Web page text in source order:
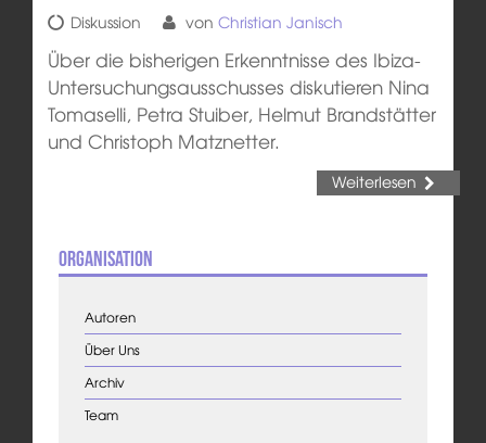
Diskussion von Christian Janisch
Über die bisherigen Erkenntnisse des Ibiza-
Untersuchungsausschusses diskutieren Nina
Tomaselli, Petra Stuiber, Helmut Brandstätter
und Christoph Matznetter.
Weiterlesen
Organisation
Autoren
Über Uns
Archiv
Team